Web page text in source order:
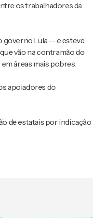
os trabalhadores da
governo Lula — e esteve
vão na contramão do
áreas mais pobres.
apoiadores do
de estatais por indicação